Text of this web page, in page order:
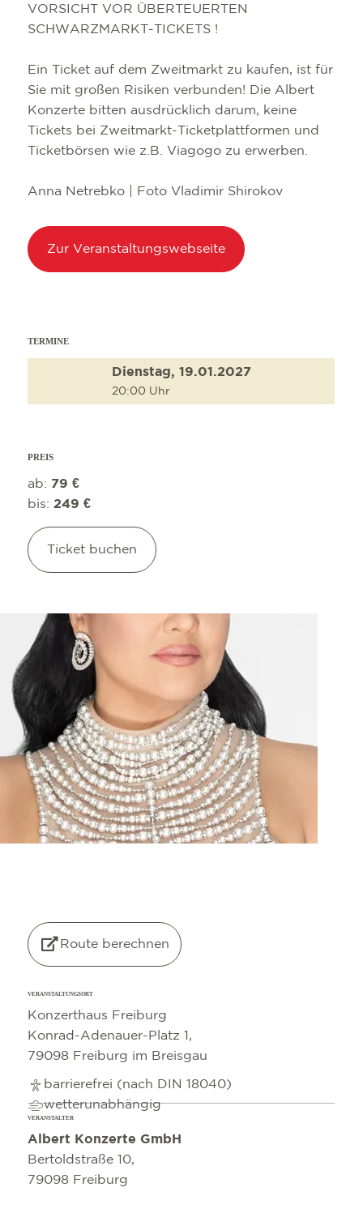
VORSICHT VOR ÜBERTEUERTEN
SCHWARZMARKT-TICKETS !
Ein Ticket auf dem Zweitmarkt zu kaufen, ist für
Sie mit großen Risiken verbunden! Die Albert
Konzerte bitten ausdrücklich darum, keine
Tickets bei Zweitmarkt-Ticketplattformen und
Ticketbörsen wie z.B. Viagogo zu erwerben.
Anna Netrebko | Foto Vladimir Shirokov
Zur Veranstaltungswebseite
TERMINE
Dienstag, 19.01.2027
20:00 Uhr
PREIS
ab: 79 €
bis: 249 €
Ticket buchen
Route berechnen
VERANSTALTUNGSORT
Konzerthaus Freiburg
Konrad-Adenauer-Platz 1,
79098 Freiburg im Breisgau
barrierefrei (nach DIN 18040)
wetterunabhängig
VERANSTALTER
Albert Konzerte GmbH
Bertoldstraße 10,
79098 Freiburg